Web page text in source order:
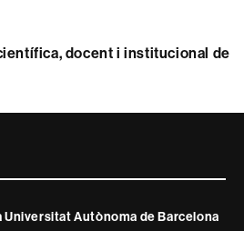
docent i institucional de
Universitat Autònoma de Barcelona